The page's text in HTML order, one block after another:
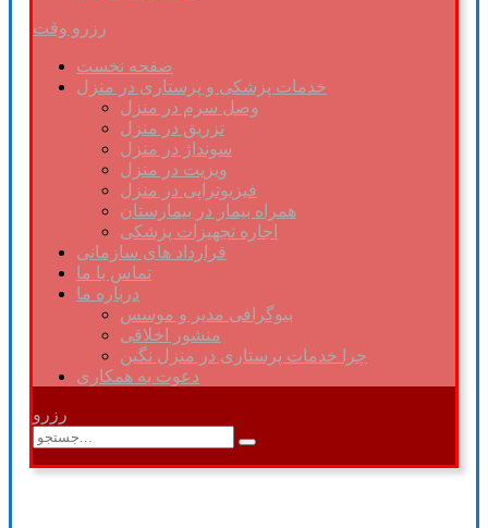
رزرو وقت
صفحه نخست
خدمات پزشکی و پرستاری در منزل
وصل سرم در منزل
تزریق در منزل
سونداژ در منزل
ویزیت در منزل
فیزیوتراپی در منزل
همراه بیمار در بیمارستان
اجاره تجهیزات پزشکی
قرارداد های سازمانی
تماس با ما
درباره ما
بیوگرافی مدیر و موسس
منشور اخلاقی
چرا خدمات پرستاری در منزل نگین
دعوت به همکاری
رزرو